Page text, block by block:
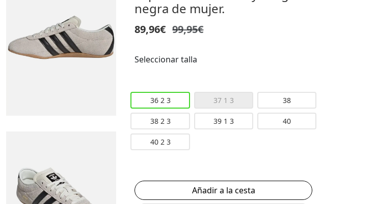
negra de mujer.
89,96€ 99,95€
Seleccionar talla
36 2 3 37 1 3 38
38 2 3 39 1 3 40
40 2 3